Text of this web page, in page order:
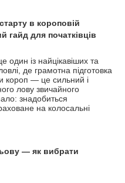
в короповій
гайд для початківців
із найцікавіших та
де грамотна підготовка
короп — це сильний і
лову звичайного
знадобиться
на колосальні
— як вибрати